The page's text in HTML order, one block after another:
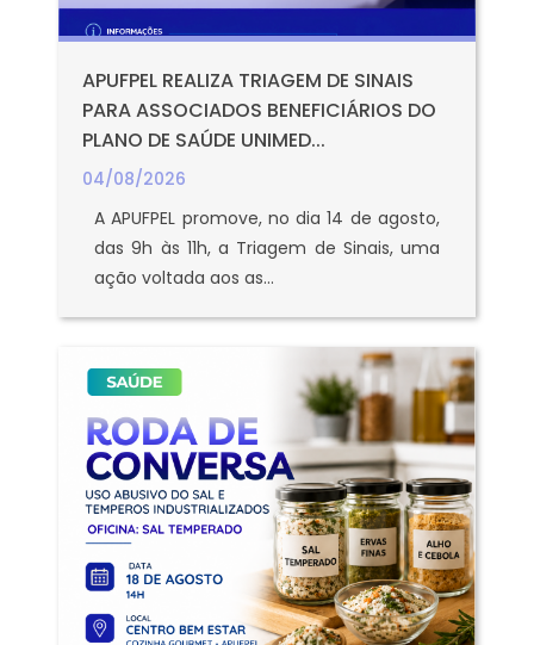
APUFPEL REALIZA TRIAGEM DE SINAIS
PARA ASSOCIADOS BENEFICIÁRIOS DO
PLANO DE SAÚDE UNIMED...
04/08/2026
A APUFPEL promove, no dia 14 de agosto,
das 9h às 11h, a Triagem de Sinais, uma
ação voltada aos as...